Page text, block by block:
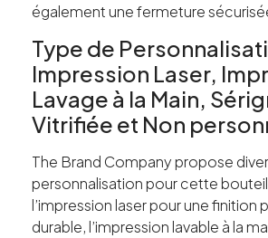
également une fermeture
Type de
Impression Laser,
Lavage à la Main,
Vitrifiée et Non
The Brand Company propose
personnalisation pour cette
l’impression laser pour une finition
durable, l’impression lavable à la